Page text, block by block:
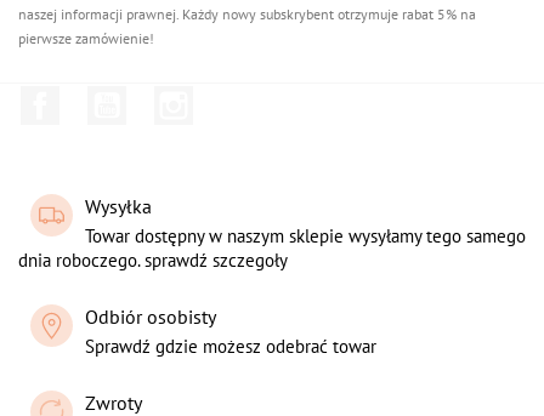
naszej informacji prawnej. Każdy nowy subskrybent otrzymuje rabat 5% na
pierwsze zamówienie!
Wysyłka
Towar dostępny w naszym sklepie wysyłamy tego samego
dnia roboczego. sprawdź szczegoły
Odbiór osobisty
Sprawdź gdzie możesz odebrać towar
Zwroty